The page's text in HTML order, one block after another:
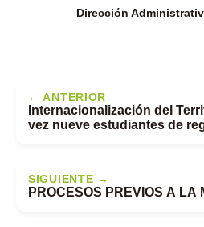
Dirección
← ANTERIOR
Internacionalización del
vez nueve estudiantes de
SIGUIENTE →
PROCESOS PREVIOS A LA